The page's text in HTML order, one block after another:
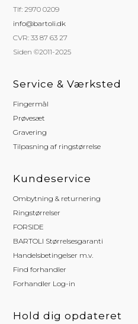
Tlf: 2970 0209
info@bartoli.dk
CVR: 33 87 63 27
Siden ©2011-2025
Service & Værksted
Fingermål
Prøvesæt
Gravering
Tilpasning af ringstørrelse
Kundeservice
Ombytning & returnering
Ringstørrelser
FORSIDE
BARTOLI Størrelsesgaranti
Handelsbetingelser m.v.
Find forhandler
Forhandler Log-in
Hold dig opdateret